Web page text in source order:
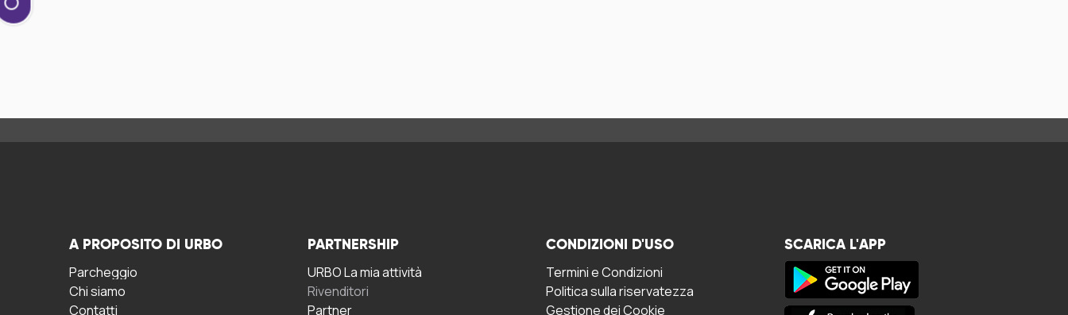
A PROPOSITO DI URBO
Parcheggio
Chi siamo
Contatti
PARTNERSHIP
URBO La mia attività
Rivenditori
Partner
CONDIZIONI D'USO
Termini e Condizioni
Politica sulla riservatezza
Gestione dei Cookie
SCARICA L'APP